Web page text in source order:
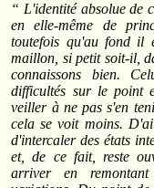
“ L'identité absolue de
en elle-même de
toutefois qu'au fond il
maillon, si petit soit-il,
connaissons bien.
difficultés sur le point
veiller à ne pas s'en
cela se voit moins.
d'intercaler des états
et, de ce fait, reste
arriver en